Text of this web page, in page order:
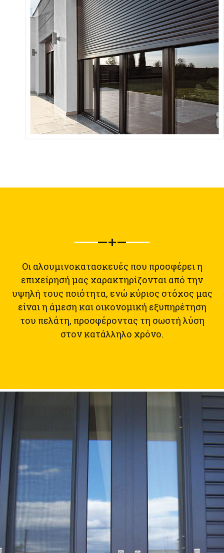
Οι αλουμινοκατασκευές που προσφέρει η
επιχείρησή μας χαρακτηρίζονται από την
υψηλή τους ποιότητα, ενώ κύριος στόχος μας
είναι η άμεση και οικονομική εξυπηρέτηση
του πελάτη, προσφέροντας τη σωστή λύση
στον κατάλληλο χρόνο.